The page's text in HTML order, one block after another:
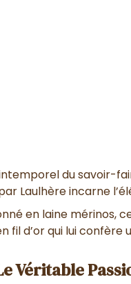
du savoir-
Laulhère incarne
en laine mérinos,
fil d’or qui lui confère
Véritable